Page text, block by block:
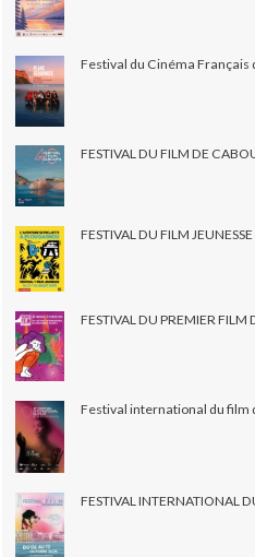
Festival du Cinéma Français
FESTIVAL DU FILM DE
FESTIVAL DU FILM
FESTIVAL DU PREMIER
Festival international du film
FESTIVAL INTERNATIONAL